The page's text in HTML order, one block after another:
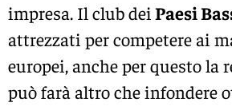
impresa. Il club dei Paesi
attrezzati per competere ai
europei, anche per questo la
può farà altro che infondere